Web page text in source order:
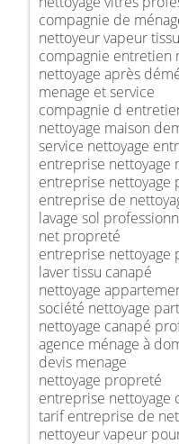
compagnie de
nettoyeur vapeur
compagnie entretien
nettoyage après
menage et service
compagnie d
nettoyage maison
service nettoyage
entreprise nettoyage
entreprise nettoyage
entreprise de
lavage sol
net propreté
entreprise nettoyage
laver tissu canapé
nettoyage
société nettoyage
nettoyage canapé
agence ménage à
devis menage
nettoyage propreté
entreprise nettoyage
tarif entreprise de
nettoyeur vapeur